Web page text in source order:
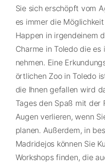
Sie sich erschöpft vom
es immer die
Happen in irgendeinem
Charme in Toledo die
nehmen. Eine
örtlichen Zoo in Toledo
die Ihnen gefallen wird
Tages den Spaß mit der
Augen verlieren, wenn
planen. Außerdem, in
Madridejos können Sie
Workshops finden, die